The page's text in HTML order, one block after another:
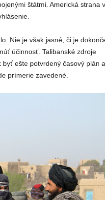
štátmi. Americká strana
Nie je však jasné, či je
účinnosť. Talibanské zdroje
ešte potvrdený časový plán a
prímerie zavedené.